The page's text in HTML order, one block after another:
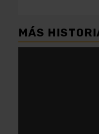
MÁS